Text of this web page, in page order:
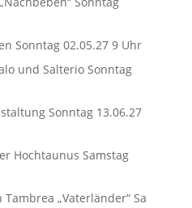
Sonntag 02.05.27 9 Uhr
und Salterio Sonntag
Sonntag 13.06.27
Hochtaunus Samstag
„Vaterländer“ Sa